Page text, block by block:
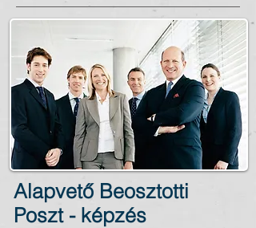
Alapvető Beosztotti
Poszt - képzés